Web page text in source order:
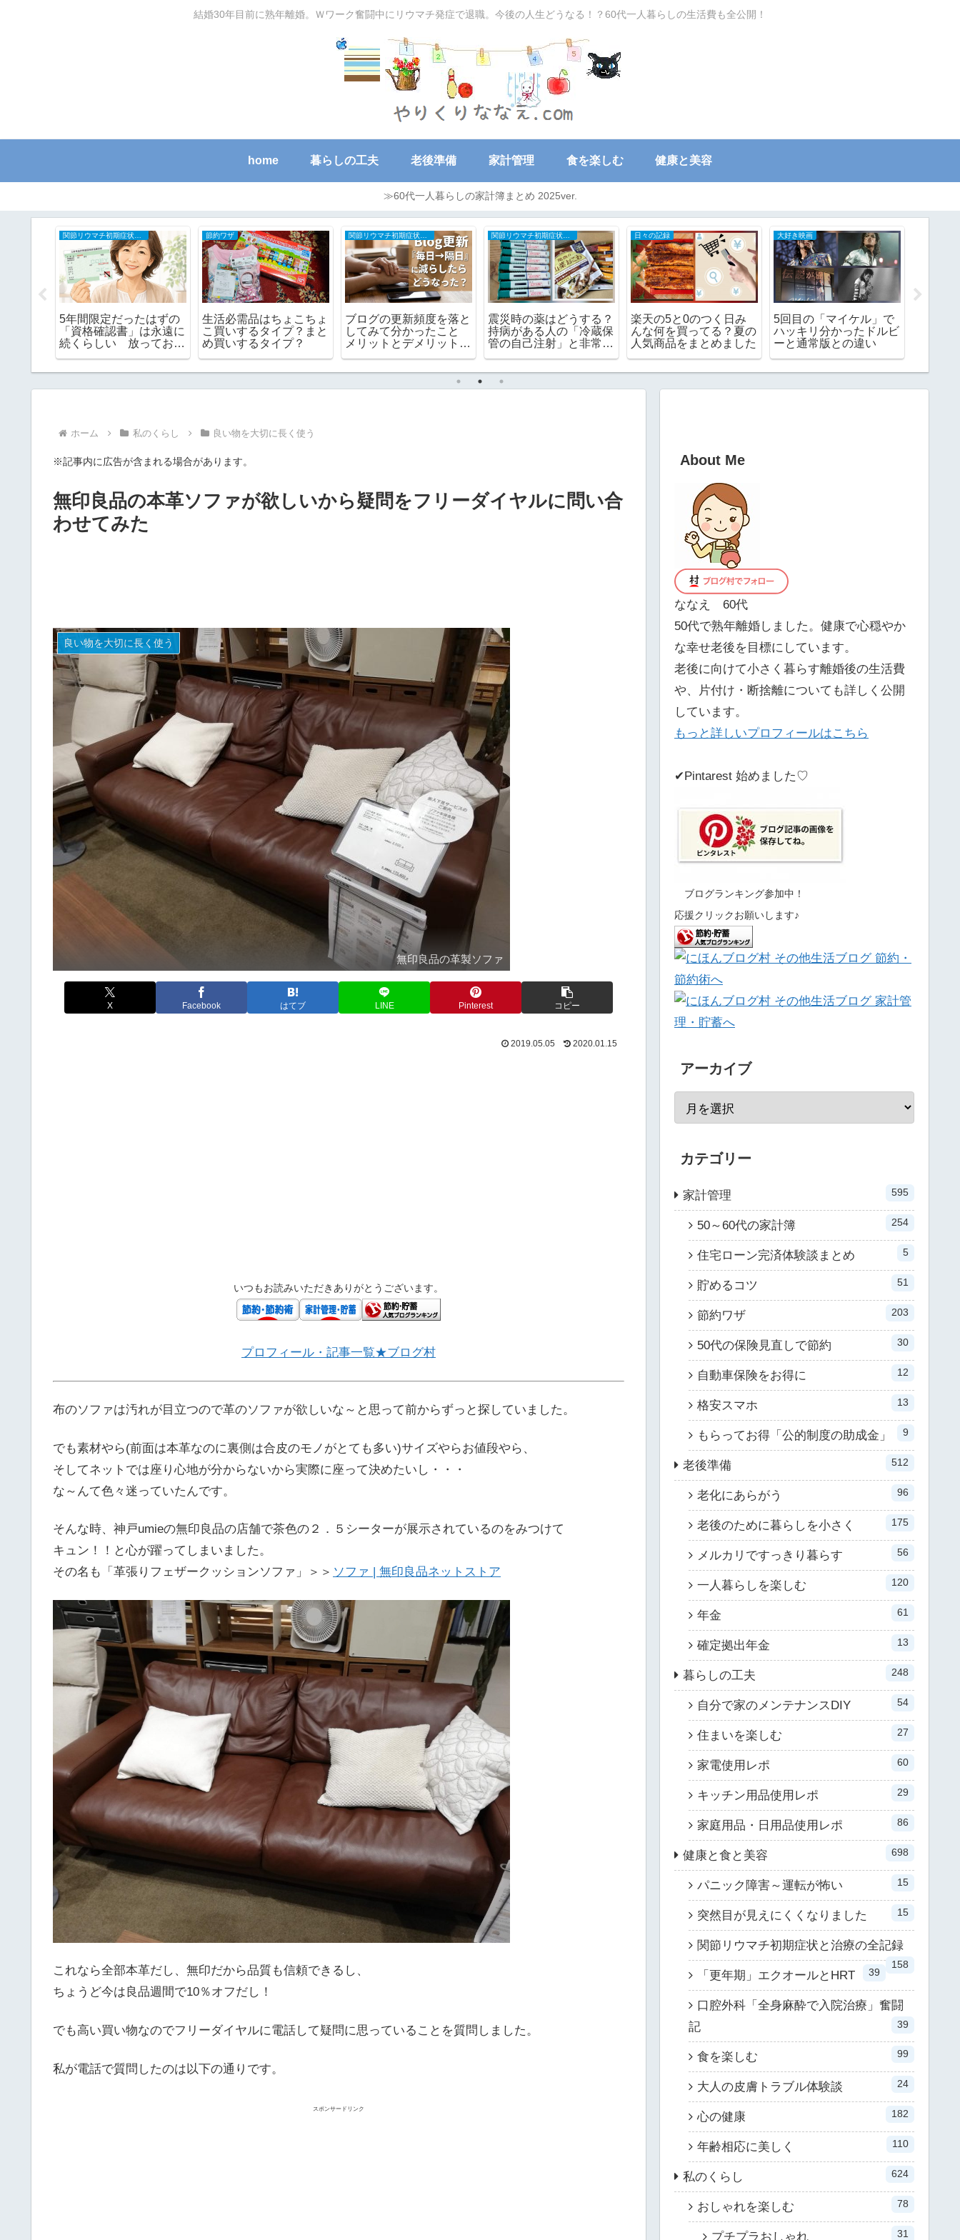
結婚30年目前に熟年離婚。Ｗワーク奮闘中にリウマチ発症で退職。今後の人生どうなる！？60代一人暮らしの生活費も全公開！
home 暮らしの工夫 老後準備 家計管理 食を楽しむ 健康と美容
≫60代一人暮らしの家計簿まとめ 2025ver.
家庭用品・日用品使用レポ
あまりにもバッグがごち
ゃごちゃ！お薬手帳やお
金が入る本革ケースを使
おしゃれを楽しむ
シニア骨格ストレートの
服選び 63歳の私はバ
ンドカラー・オーバーサ
50～60代の家計簿
AIに忖度された？
【2026年7月】熟年離婚
後の60代一人暮らしの
大切な家族
3歳女児の孫がとても喜
んでくれたプレゼント
節約より孫が喜ぶ顔の方
紫外線に弱い置き配ボッ
クスがボロボロになっ
た 次こそはどんなのに
ご近所さんが古家を解体
したら街にGが増えまく
り
ホーム 私のくらし 良い物を大切に長く使う
※記事内に広告が含まれる場合があります。
無印良品の本革ソファが欲しいから疑問をフリーダイヤルに問い合
わせてみた
良い物を大切に長く使う
無印良品の革製ソファ
X Facebook はてブ LINE Pinterest コピー
2019.05.05 2020.01.15
いつもお読みいただきありがとうございます。
プロフィール・記事一覧★ブログ村
布のソファは汚れが目立つので革のソファが欲しいな～と思って前からずっと探していました。
でも素材やら(前面は本革なのに裏側は合皮のモノがとても多い)サイズやらお値段やら、
そしてネットでは座り心地が分からないから実際に座って決めたいし・・・
な～んて色々迷っていたんです。
そんな時、神戸umieの無印良品の店舗で茶色の２．５シーターが展示されているのをみつけて
キュン！！と心が躍ってしまいました。
その名も「革張りフェザークッションソファ」＞＞ ソファ | 無印良品ネットストア
これなら全部本革だし、無印だから品質も信頼できるし、
ちょうど今は良品週間で10％オフだし！
でも高い買い物なのでフリーダイヤルに電話して疑問に思っていることを質問しました。
私が電話で質問したのは以下の通りです。
スポンサードリンク
About Me
ななえ 60代
50代で熟年離婚しました。健康で心穏やか
な幸せ老後を目標にしています。
老後に向けて小さく暮らす離婚後の生活費
や、片付け・断捨離についても詳しく公開
しています。
もっと詳しいプロフィールはこちら
✔Pintarest 始めました♡
ブログランキング参加中！
応援クリックお願いします♪
アーカイブ
カテゴリー
家計管理 595
50～60代の家計簿 254
住宅ローン完済体験談まとめ 5
貯めるコツ 51
節約ワザ 203
50代の保険見直しで節約 30
自動車保険をお得に 12
格安スマホ 13
もらってお得「公的制度の助成金」 9
老後準備 512
老化にあらがう 96
老後のために暮らしを小さく 175
メルカリですっきり暮らす 56
一人暮らしを楽しむ 120
年金 61
確定拠出年金 13
暮らしの工夫 248
自分で家のメンテナンスDIY 54
住まいを楽しむ 27
家電使用レポ 60
キッチン用品使用レポ 29
家庭用品・日用品使用レポ 86
健康と食と美容 698
パニック障害～運転が怖い 15
突然目が見えにくくなりました 15
関節リウマチ初期症状と治療の全記録
158
「更年期」エクオールとHRT 39
口腔外科「全身麻酔で入院治療」奮闘
記
39
食を楽しむ 99
大人の皮膚トラブル体験談 24
心の健康 182
年齢相応に美しく 110
私のくらし 624
おしゃれを楽しむ 78
プチプラおしゃれ 31